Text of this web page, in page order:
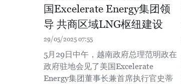
国Excelerate Energy集团领
导 共商区域LNG枢纽建设
29/05/2025 07:55
5月29日中午，越南政府总理范明政在
政府驻地会见了美国Excelerate
Energy集团董事长兼首席执行官史蒂